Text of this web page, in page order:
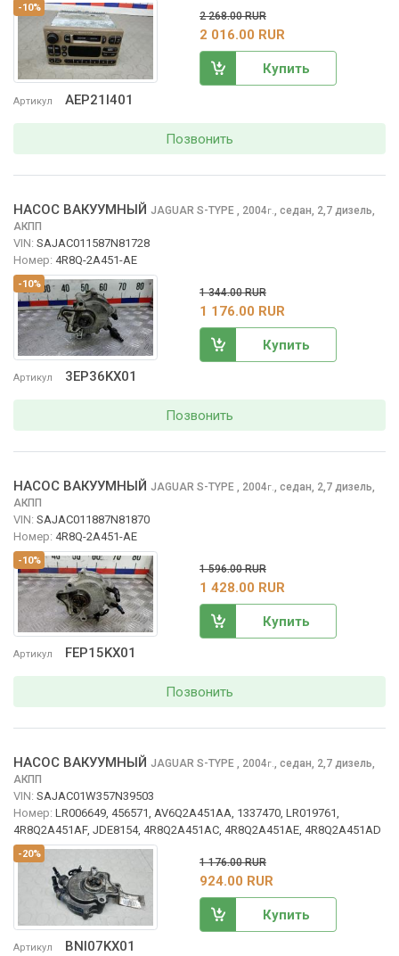
-10%
Артикул AEP21I401
2 268.00 RUR
2 016.00 RUR
Купить
Позвонить
-10%
Артикул 3EP36KX01
НАСОС ВАКУУМНЫЙ JAGUAR S-TYPE , 2004г. седан, 2,7 дизель,
АКПП
VIN: SAJAC011587N81728
Номер: 4R8Q-2A451-AE
1 344.00 RUR
1 176.00 RUR
Купить
Позвонить
-10%
Артикул FEP15KX01
НАСОС ВАКУУМНЫЙ JAGUAR S-TYPE , 2004г. седан, 2,7 дизель,
АКПП
VIN: SAJAC011887N81870
Номер: 4R8Q-2A451-AE
1 596.00 RUR
1 428.00 RUR
Купить
Позвонить
-20%
Артикул BNI07KX01
НАСОС ВАКУУМНЫЙ JAGUAR S-TYPE , 2004г., седан, 2,7 дизель,
АКПП
VIN: SAJAC01W357N39503
Номер: LR006649, 456571, AV6Q2A451AA, 1337470, LR019761,
4R8Q2A451AF, JDE8154, 4R8Q2A451AC, 4R8Q2A451AE, 4R8Q2A451AD
1 176.00 RUR
924.00 RUR
Купить